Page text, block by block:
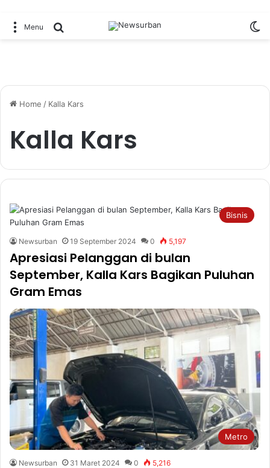
Menu Search for
Home / Kalla Kars
Kalla Kars
Bisnis
Newsurban 19 September 2024 0 5,197
Apresiasi Pelanggan di bulan
September, Kalla Kars Bagikan Puluhan
Gram Emas
Metro
Newsurban 31 Maret 2024 0 5,216